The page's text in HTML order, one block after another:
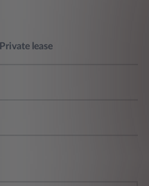
Private lease